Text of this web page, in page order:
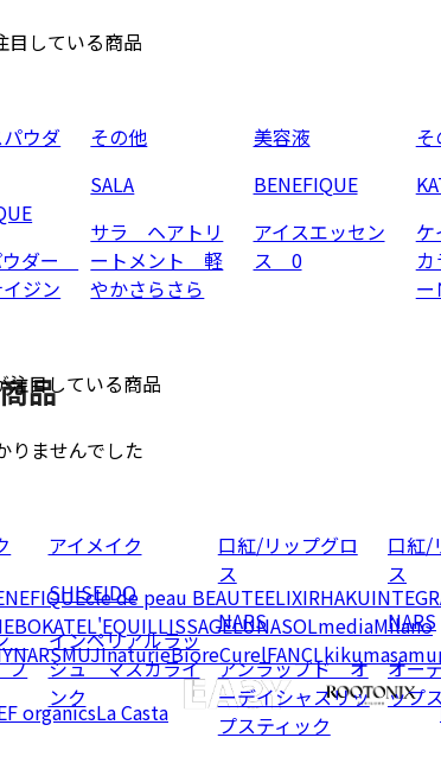
品
ン
フ
アイメイク
SHISEIDO
インペリアルラッ
シュ マスカライ
ンク
口紅/リップグロ
ス
NARS
アンラップド オ
ーデイシャスリッ
プスティック
口紅/
ス
NARS
オー
ップ
目している商品
ウダ
ウダー
イジン
その他
SALA
サラ ヘアトリ
ートメント 軽
やかさらさら
美容液
BENEFIQUE
アイスエッセン
ス 0
そ
ー
注目している商品
りませんでした
cle de peau BEAUTEELIXIRHAKU
KATEL'EQUILLISSAGELUNASOLmediaMilano
NARSMUJInaturieBioreCurelFANCL
F organicsLa Casta